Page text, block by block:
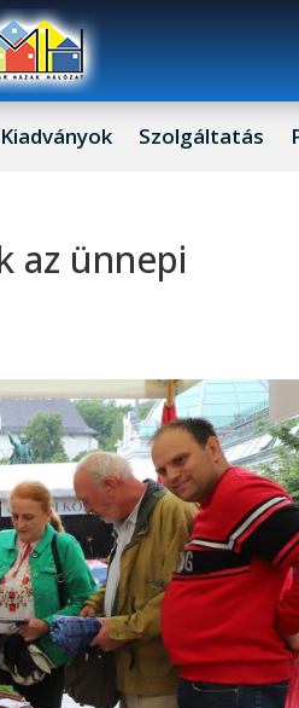
Kiadványok Szolgáltatás
az ünnepi